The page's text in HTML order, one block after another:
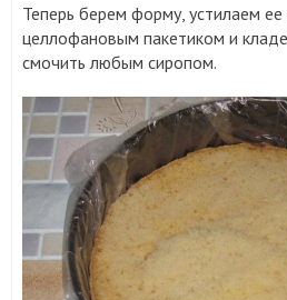
Теперь берем форму, устилаем
целлофановым пакетиком и
смочить любым сиропом.